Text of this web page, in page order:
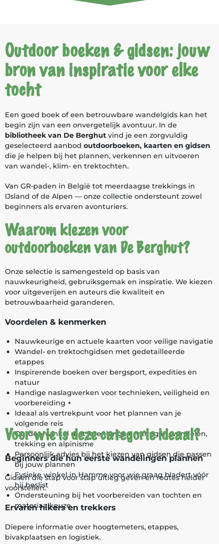
Outdoor boeken & gidsen: jouw
bron van inspiratie voor elke
tocht
Een goed boek of een betrouwbare wandelgids kan het
begin zijn van een onvergetelijk avontuur. In de
bibliotheek van De Berghut vind je een zorgvuldig
geselecteerd aanbod outdoorboeken, kaarten en gidsen
die je helpen bij het plannen, verkennen en uitvoeren
van wandel-, klim- en trektochten.
Van GR-paden in België tot meerdaagse trekkings in
IJsland of de Alpen — onze collectie ondersteunt zowel
beginners als ervaren avonturiers.
Waarom kiezen voor
outdoorboeken van De Berghut?
Onze selectie is samengesteld op basis van
nauwkeurigheid, gebruiksgemak en inspiratie. We kiezen
voor uitgeverijen en auteurs die kwaliteit en
betrouwbaarheid garanderen.
Voordelen & kenmerken
Nauwkeurige en actuele kaarten voor veilige navigatie
Wandel- en trektochgidsen met gedetailleerde
etappes
Inspirerende boeken over bergsport, expedities en
natuur
Handige naslagwerken voor technieken, veiligheid en
voorbereiding +
Ideaal als vertrekpunt voor het plannen van je
volgende reis
Outdoorwinkel met jarenlange ervaring in wandelen,
trekking en alpinisme
Persoonlijk advies bij het kiezen van gidsen die passen
bij jouw plannen
Fysieke winkel in Hamme voor wie graag bladert vóór
hij beslist
Ondersteuning bij het voorbereiden van tochten en
materiaalkeuze
Voor wie is deze categorie ideaal?
Beginners die hun eerste wandelingen plannen
Gidsen die stap voor stap uitleg geven en routes helder
voorstellen.
Ervaren hikers en trekkers
Diepere informatie over hoogtemeters, etappes,
bivakplaatsen en logistiek.